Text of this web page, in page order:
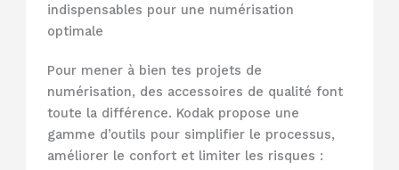
indispensables pour une numérisation
optimale
Pour mener à bien tes projets de
numérisation, des accessoires de qualité font
toute la différence. Kodak propose une
gamme d’outils pour simplifier le processus,
améliorer le confort et limiter les risques :